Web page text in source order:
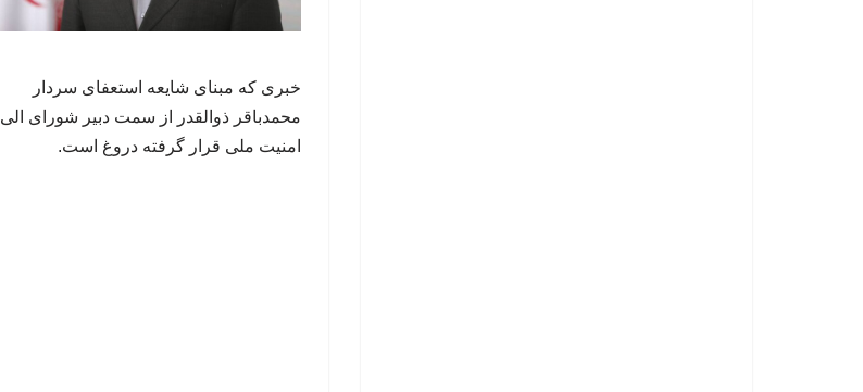
خبری که مبنای شایعه استعفای سردار
محمدباقر ذوالقدر از سمت دبیر شورای الی
امنیت ملی قرار گرفته دروغ است.